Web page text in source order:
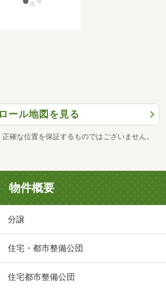
ール地図を見る
確な位置を保証するものではございません。
物件概要
分譲
住宅・都市整備公団
住宅都市整備公団